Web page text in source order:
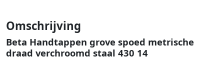
Omschrijving
Beta Handtappen grove spoed metrische
draad verchroomd staal 430 14